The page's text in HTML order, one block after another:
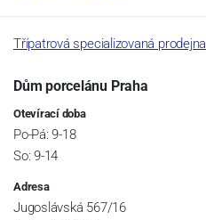
Třípatrová specializovaná prodejna
Dům porcelánu Praha
Otevírací doba
Po-Pá: 9-18
So: 9-14
Adresa
Jugoslávská 567/16